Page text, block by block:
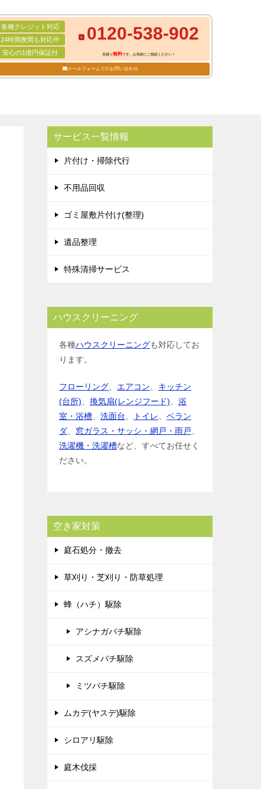
各種クレジット対応
24時間夜間も対応中
安心の1億円保証付
0120-538-902
見積り無料です。お気軽にご相談ください！
メールフォームでのお問い合わせ
サービス一覧情報
片付け・掃除代行
不用品回収
ゴミ屋敷片付け(整理)
遺品整理
特殊清掃サービス
ハウスクリーニング
各種ハウスクリーニングも対応してお
ります。
フローリング エアコン
キッチン
(台所)
換気扇(レンジフード)
浴
室・浴槽
洗面台 トイレ
ベラン
ダ
窓ガラス・サッシ・網戸・雨戸
洗濯機・洗濯槽など、すべてお任せく
ださい。
空き家対策
庭石処分・撤去
草刈り・芝刈り・防草処理
蜂（ハチ）駆除
アシナガバチ駆除
スズメバチ駆除
ミツバチ駆除
ムカデ(ヤスデ)駆除
シロアリ駆除
庭木伐採